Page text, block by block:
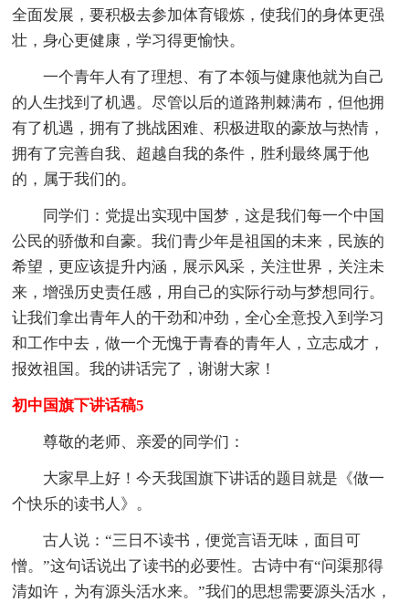
全面发展，要积极去参加体育锻炼，使我们的身体更强
壮，身心更健康，学习得更愉快。
一个青年人有了理想、有了本领与健康他就为自己
的人生找到了机遇。尽管以后的道路荆棘满布，但他拥
有了机遇，拥有了挑战困难、积极进取的豪放与热情，
拥有了完善自我、超越自我的条件，胜利最终属于他
的，属于我们的。
同学们：党提出实现中国梦，这是我们每一个中国
公民的骄傲和自豪。我们青少年是祖国的未来，民族的
希望，更应该提升内涵，展示风采，关注世界，关注未
来，增强历史责任感，用自己的实际行动与梦想同行。
让我们拿出青年人的干劲和冲劲，全心全意投入到学习
和工作中去，做一个无愧于青春的青年人，立志成才，
报效祖国。我的讲话完了，谢谢大家！
初中国旗下讲话稿5
尊敬的老师、亲爱的同学们：
大家早上好！今天我国旗下讲话的题目就是《做一
个快乐的读书人》。
古人说：“三日不读书，便觉言语无味，面目可
憎。”这句话说出了读书的必要性。古诗中有“问渠那得
清如许，为有源头活水来。”我们的思想需要源头活水，